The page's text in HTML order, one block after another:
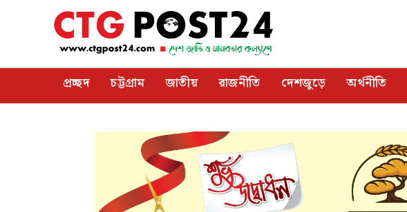
প্রচ্ছদ চট্টগ্রাম জাতীয় রাজনীতি দেশজুড়ে অর্থনীতি